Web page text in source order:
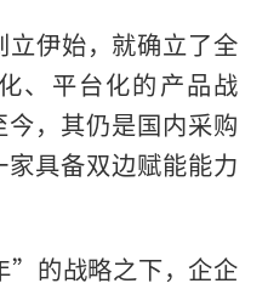
立伊始，就确立了全
、平台化的产品战
，其仍是国内采购
具备双边赋能能力
”的战略之下，企企